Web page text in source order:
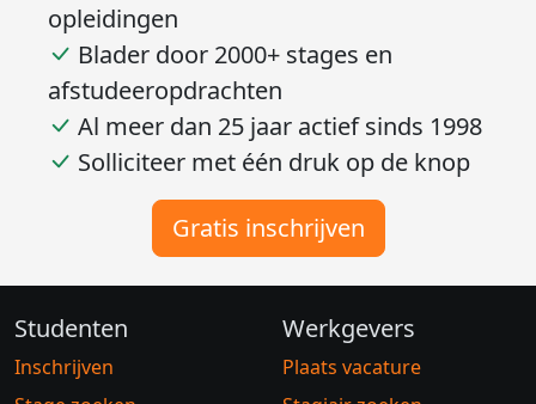
opleidingen
Blader door 2000+ stages en
afstudeeropdrachten
Al meer dan 25 jaar actief sinds 1998
Solliciteer met één druk op de knop
Gratis inschrijven
Studenten
Inschrijven
Werkgevers
Plaats vacature